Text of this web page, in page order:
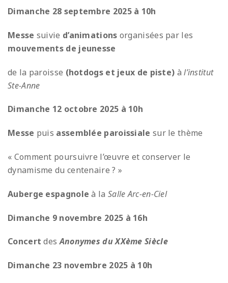
Dimanche 28 septembre 2025 à 10h
Messe suivie d’animations organisées par les
mouvements de jeunesse
de la paroisse (hotdogs et jeux de piste) àl’institut
Ste-Anne
Dimanche 12 octobre 2025 à 10h
Messe puis assemblée paroissiale sur le thème
« Comment poursuivre l’œuvre et conserver le
dynamisme du centenaire ? »
Auberge espagnoleà la Salle Arc-en-Ciel
Dimanche 9 novembre 2025 à 16h
ConcertdesAnonymes du XXème Siècle
Dimanche 23 novembre 2025 à 10h